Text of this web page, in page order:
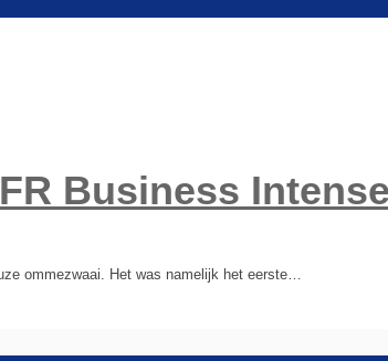
Business
ommezwaai. Het was namelijk het eerste…